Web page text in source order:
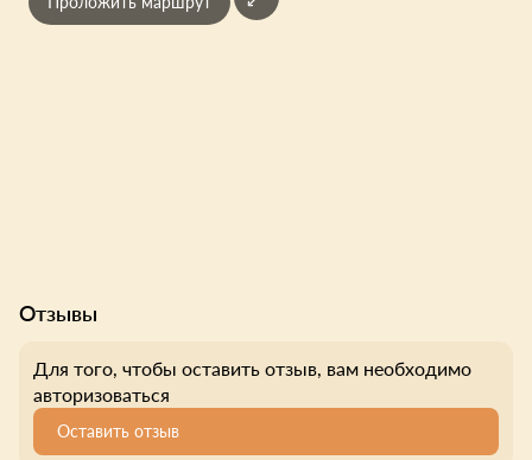
Отзывы
Для того, чтобы оставить отзыв, вам необходимо
авторизоваться
Оставить отзыв